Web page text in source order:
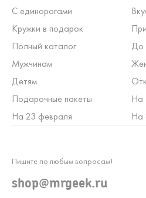
С единорогами
Кружки в подарок
Полный каталог
До
Мужчинам
Детям
Подарочные пакеты
На
На 23 февраля
На
Пишите по любым вопросам!
shop@mrgeek.ru